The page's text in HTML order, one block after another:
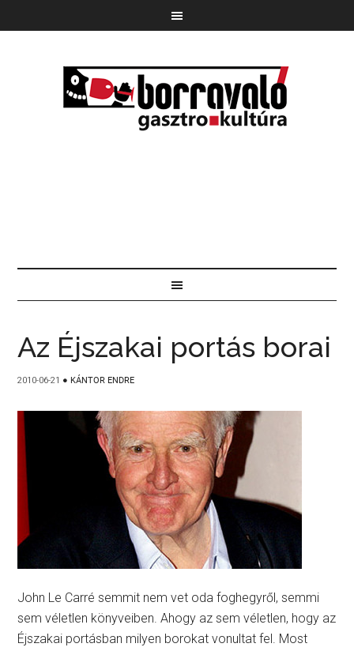
Az Éjszakai portás borai
2010-06-21 ● KÁNTOR ENDRE
John Le Carré semmit nem vet oda foghegyről, semmi
sem véletlen könyveiben. Ahogy az sem véletlen, hogy az
Éjszakai portásban milyen borokat vonultat fel. Most